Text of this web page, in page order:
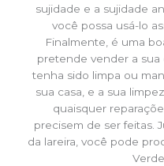
sujidade e a sujidade
você possa usá-lo
Finalmente, é uma
pretende vender a sua
tenha sido limpa ou
sua casa, e a sua
quaisquer
precisem de ser feitas.
da lareira, você pode